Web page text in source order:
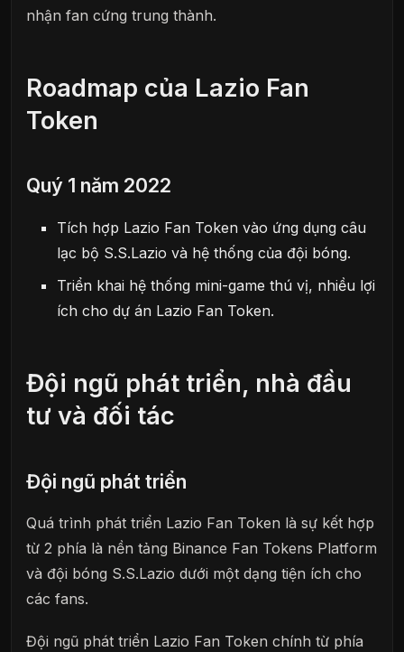
nhận fan cứng trung thành.
Roadmap của Lazio Fan
Token
Quý 1 năm 2022
Tích hợp Lazio Fan Token vào ứng dụng câu
lạc bộ S.S.Lazio và hệ thống của đội bóng.
Triển khai hệ thống mini-game thú vị, nhiều lợi
ích cho dự án Lazio Fan Token.
Đội ngũ phát triển, nhà đầu
tư và đối tác
Đội ngũ phát triển
Quá trình phát triển Lazio Fan Token là sự kết hợp
từ 2 phía là nền tảng Binance Fan Tokens Platform
và đội bóng S.S.Lazio dưới một dạng tiện ích cho
các fans.
Đội ngũ phát triển Lazio Fan Token chính từ phía